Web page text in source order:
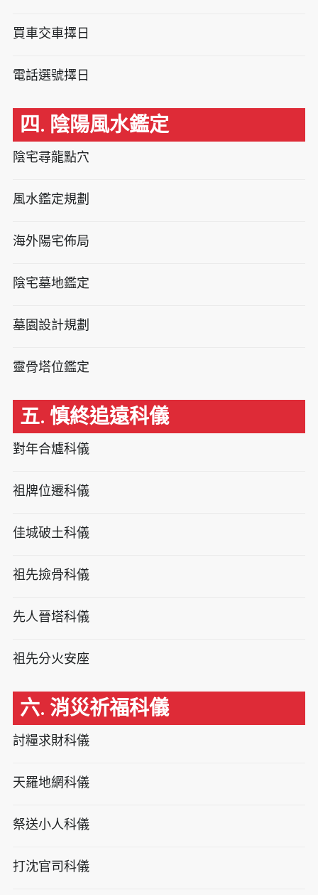
買車交車擇日
電話選號擇日
四. 陰陽風水鑑定
陰宅尋龍點穴
風水鑑定規劃
海外陽宅佈局
陰宅墓地鑑定
墓園設計規劃
靈骨塔位鑑定
五. 慎終追遠科儀
對年合爐科儀
祖牌位遷科儀
佳城破土科儀
祖先撿骨科儀
先人晉塔科儀
祖先分火安座
六. 消災祈福科儀
討糧求財科儀
天羅地網科儀
祭送小人科儀
打沈官司科儀